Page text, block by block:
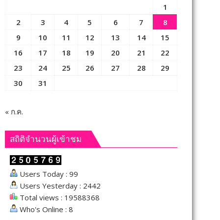
1
2
3 4 5 6 7
8
9
10 11 12 13 14
15
16
17 18 19 20 21
22
23
24 25 26 27 28
29
30
31
« ก.ค.
สถิติจำนวนผู้เข้าชม
Users Today : 99
Users Yesterday : 2442
Total views : 19588368
Who's Online : 8